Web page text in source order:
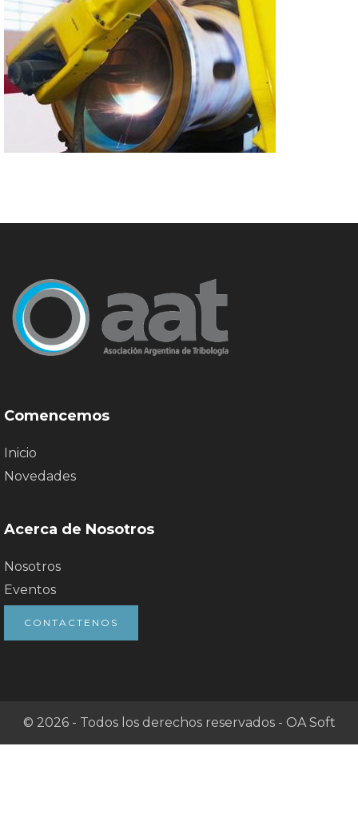
Comencemos
Inicio
Novedades
Acerca de Nosotros
Nosotros
Eventos
CONTACTENOS
© 2026 - Todos los derechos reservados - OA Soft